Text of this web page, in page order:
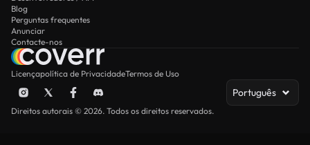
Blog
Perguntas frequentes
Anunciar
Contacte-nos
Licençapolítica de PrivacidadeTermos de Uso
Português
Direitos autorais © 2026. Todos os direitos reservados.